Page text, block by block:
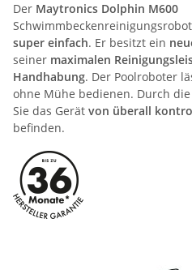
Der Maytronics Dolphin M600
super einfach. Er besitzt ein
seiner maximalen
Handhabung. Der Poolroboter
ohne Mühe bedienen. Durch die
Sie das Gerät von überall
befinden.